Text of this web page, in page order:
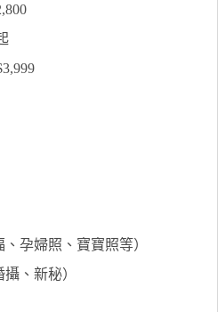
孕婦照、寶寶照等）
、新秘）